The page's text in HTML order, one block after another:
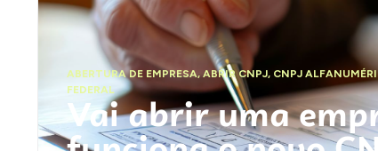
ABERTURA DE EMPRESA,ABRIR CNPJ, CNPJ
FEDERAL
Vai abrir uma